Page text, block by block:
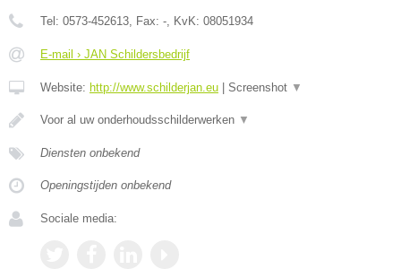
Tel: 0573-452613 , Fax: - , KvK: 08051934
E-mail › JAN Schildersbedrijf
Website: http://www.schilderjan.eu Screenshot ▼
Voor al uw onderhoudsschilderwerken ▼
Diensten onbekend
Openingstijden onbekend
Sociale media: